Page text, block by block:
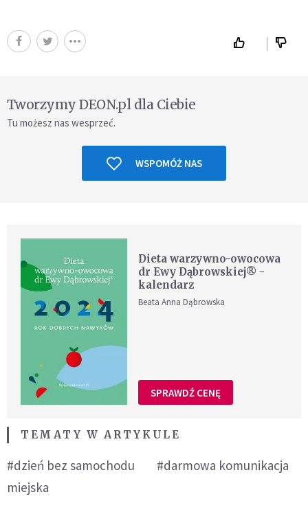
Tworzymy DEON.pl dla Ciebie
Tu możesz nas wesprzeć.
WSPOMÓŻ NAS
Dieta warzywno-owocowa
dr Ewy Dąbrowskiej® -
kalendarz
Beata Anna Dąbrowska
SPRAWDŹ CENĘ
TEMATY W ARTYKULE
#dzień bez samochodu
#darmowa komunikacja
miejska